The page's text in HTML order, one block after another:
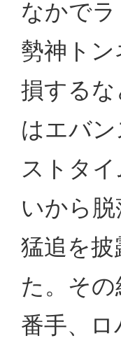
なかで
勢神ト
損する
はエバ
ストタ
いから
猛追を
た。そ
番手、